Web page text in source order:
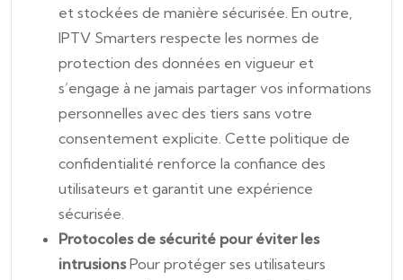
et stockées de manière sécurisée. En outre,
IPTV Smarters respecte les normes de
protection des données en vigueur et
s’engage à ne jamais partager vos informations
personnelles avec des tiers sans votre
consentement explicite. Cette politique de
confidentialité renforce la confiance des
utilisateurs et garantit une expérience
sécurisée.
Protocoles de sécurité pour éviter les
intrusionsPour protéger ses utilisateurs